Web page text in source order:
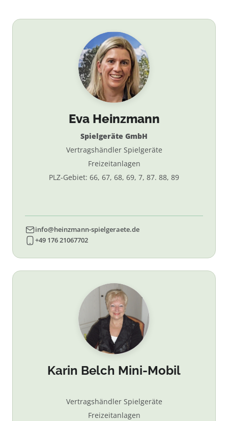
Eva Heinzmann
Spielgeräte GmbH
Vertragshändler Spielgeräte
Freizeitanlagen
PLZ-Gebiet: 66, 67, 68, 69, 7, 87. 88, 89
info@heinzmann-spielgeraete.de
+49 176 21067702
Karin Belch Mini-Mobil
Vertragshändler Spielgeräte
Freizeitanlagen